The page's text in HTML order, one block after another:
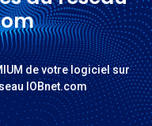
de votre logiciel sur
IOBnet.com